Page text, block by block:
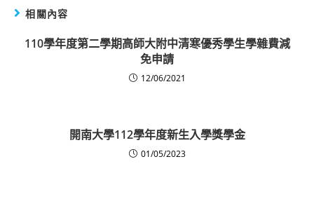
相關內容
110學年度第二學期高師大附中清寒優秀學生學雜費減
免申請
12/06/2021
開南大學112學年度新生入學獎學金
01/05/2023